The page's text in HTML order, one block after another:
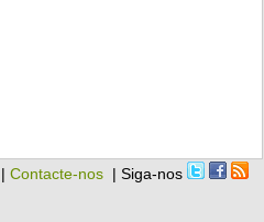
|Contacte-nos | Siga-nos